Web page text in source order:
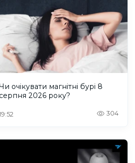
очікувати магнітні бурі 8
серпня 2026 року?
304